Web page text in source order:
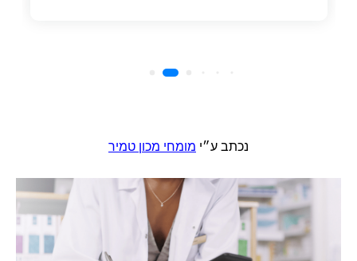
נכתב ע״י מומחי מכון טמיר